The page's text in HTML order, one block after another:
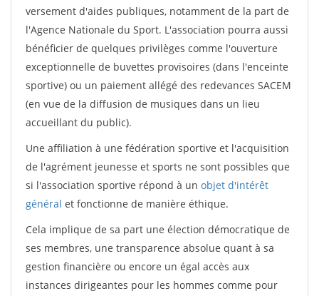
versement d'aides publiques, notamment de la part de
l'Agence Nationale du Sport. L'association pourra aussi
bénéficier de quelques privilèges comme l'ouverture
exceptionnelle de buvettes provisoires (dans l'enceinte
sportive) ou un paiement allégé des redevances SACEM
(en vue de la diffusion de musiques dans un lieu
accueillant du public).
Une affiliation à une fédération sportive et l'acquisition
de l'agrément jeunesse et sports ne sont possibles que
si l'association sportive répond à un objet d'intérêt
général et fonctionne de manière éthique.
Cela implique de sa part une élection démocratique de
ses membres, une transparence absolue quant à sa
gestion financière ou encore un égal accès aux
instances dirigeantes pour les hommes comme pour